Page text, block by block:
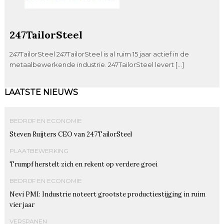
247TailorSteel
247TailorSteel 247TailorSteel is al ruim 15 jaar actief in de
metaalbewerkende industrie. 247TailorSteel levert […]
LAATSTE NIEUWS
BEDRIJF EN ECONOMIE
Steven Ruijters CEO van 247TailorSteel
PLAATBEWERKING
Trumpf herstelt zich en rekent op verdere groei
BEDRIJF EN ECONOMIE
Nevi PMI: Industrie noteert grootste productiestijging in ruim
vier jaar
VERSPANEN